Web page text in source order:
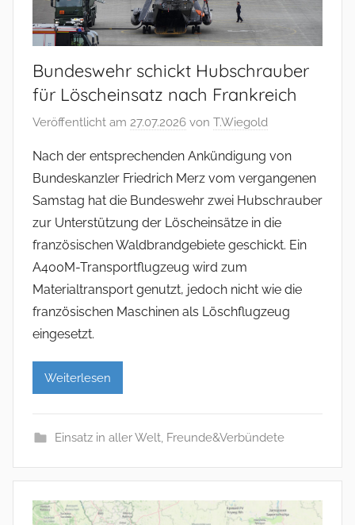
Bundeswehr schickt Hubschrauber
für Löscheinsatz nach Frankreich
Veröffentlicht am 27.07.2026 von T.Wiegold
Nach der entsprechenden Ankündigung von
Bundeskanzler Friedrich Merz vom vergangenen
Samstag hat die Bundeswehr zwei Hubschrauber
zur Unterstützung der Löscheinsätze in die
französischen Waldbrandgebiete geschickt. Ein
A400M-Transportflugzeug wird zum
Materialtransport genutzt, jedoch nicht wie die
französischen Maschinen als Löschflugzeug
eingesetzt.
Weiterlesen
Einsatz in aller Welt, Freunde&Verbündete